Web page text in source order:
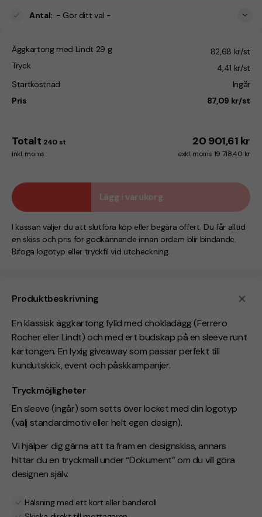
Produktbeskrivning
En klassisk äggkartong fylld med chokladägg (Ferrero
Rocher eller Lindt) och med ert budskap på en sleeve runt
kartongen. En lyxig giveaway som passar perfekt till
kundutskick, event och påskkampanjer.
Tryckmöjligheter
En sleeve (ingår) som setts över locket med din logotyp
(välj standardmotiv eller helt egen design).
Vi hjälper dig gärna att ta fram en designskiss, annars
hittar du en tryckmall under “Dokument” om du vill göra
designen själv.
Hälsning med ett kort eller banderoll
Antal: - Gör ditt val -
Äggkartong med Lindt 29 g
82,68 kr/st
Tryck
4,41 kr/st
Startkostnad
Ingår
Pris
87,09 kr/st
Totalt 240 st 20 901,61 kr
inkl. moms exkl. moms 19 718,40 kr
Lägg i varukorg
I kassan väljer du att slutföra köp eller begära offert. Du får alltid
en skiss och pris för godkännande innan ordern blir bindande.
Bifoga logotyp eller tryckfil vid utcheckning.